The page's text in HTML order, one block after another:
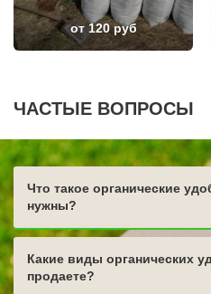
ДЕРБЕНТ
АНГАРСК
СТЕРЛИТАМАК
ГРЯЗИ
БАТАЙСК
РЫБИНСК
СЛАВЯНСК НА КУБАНИ
ТУЙМАЗЫ
МУРОМ
СЫЗРАНЬ
ПУШКИН
ВСЕВОЛОЖСК
АРЗАМАС
АРМАВИР
СЛАНЦЫ
ПЛАСТ
от 120 руб
ЧАСТЫЕ ВОПРОСЫ
Что такое органические
нужны?
Какие виды органических
продаете?